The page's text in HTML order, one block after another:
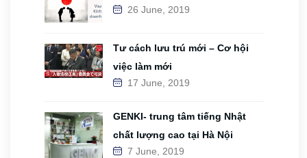
26 June, 2019
Tư cách lưu trú mới – Cơ hội
việc làm mới
17 June, 2019
GENKI- trung tâm tiếng Nhật
chất lượng cao tại Hà Nội
7 June, 2019